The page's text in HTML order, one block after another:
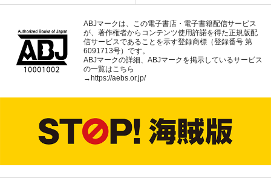
ABJマークは、この電子書店・電子書籍配信サービス
が、著作権者からコンテンツ使用許諾を得た正規版配
信サービスであることを示す登録商標（登録番号 第
6091713号）です。
ABJマークの詳細、ABJマークを掲示しているサービス
の一覧はこちら
→https://aebs.or.jp/